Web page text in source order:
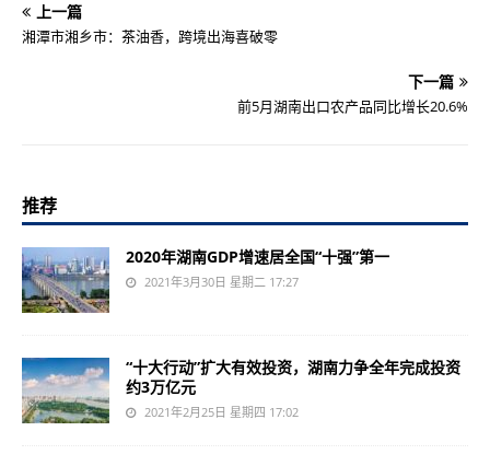
上一篇
湘潭市湘乡市：茶油香，跨境出海喜破零
下一篇
前5月湖南出口农产品同比增长20.6%
推荐
2020年湖南GDP增速居全国“十强”第一
2021年3月30日 星期二 17:27
“十大行动”扩大有效投资，湖南力争全年完成投资
约3万亿元
2021年2月25日 星期四 17:02